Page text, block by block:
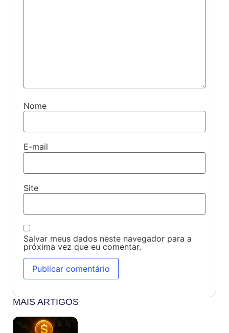
Nome
E-mail
Site
Salvar meus dados neste navegador para a
próxima vez que eu comentar.
MAIS ARTIGOS